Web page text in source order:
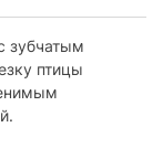
зубчатым
птицы